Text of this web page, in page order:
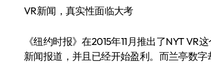
VR新闻，真实性面临大考
《纽约时报》在2015年11月推出了NYT
新闻报道，并且已经开始盈利。而兰亭数